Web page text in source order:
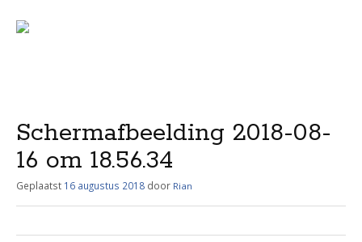
Schermafbeelding 2018-08-
16 om 18.56.34
Geplaatst 16 augustus 2018 door Rian